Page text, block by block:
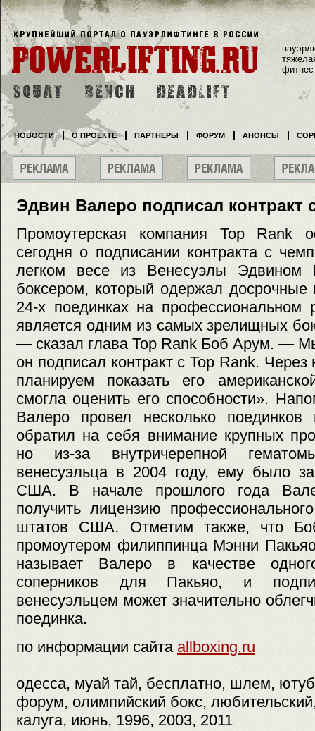
Эдвин Валеро подписал
Промоутерская компания Top Rank
сегодня о подписании контракта с
легком весе из Венесуэлы
боксером, который одержал
24-х поединках на профессиональном
является одним из самых зрелищных
— сказал глава Top Rank Боб Арум. —
он подписал контракт с Top Rank.
планируем показать его
смогла оценить его способности».
Валеро провел несколько
обратил на себя внимание крупных
но из-за внутричерепной
венесуэльца в 2004 году, ему было
США. В начале прошлого года
получить лицензию
штатов США. Отметим также, что
промоутером филиппинца Мэнни
называет Валеро в качестве
соперников для Пакьяо, и
венесуэльцем может значительно
поединка.
по информации сайта allboxing.ru
одесса, муай тай, бесплатно, шлем,
форум, олимпийский бокс,
калуга, июнь, 1996, 2003, 2011
фитнес
НОВОСТИ О ПРОЕКТЕ ПАРТНЕРЫ ФОРУМ АНОНСЫ